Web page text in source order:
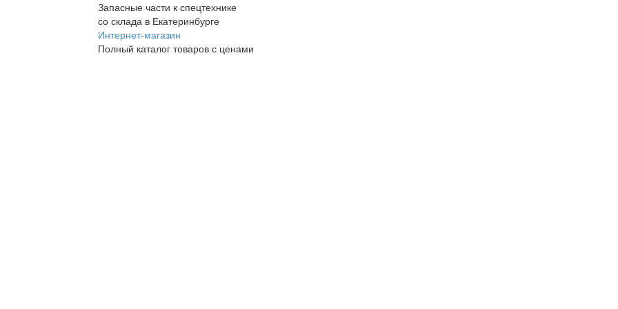
Запасные части к спецтехнике
со склада в Екатеринбурге
Интернет-магазин
Полный каталог товаров с ценами